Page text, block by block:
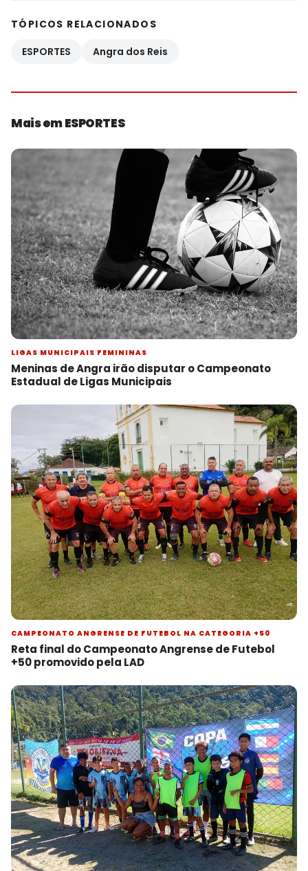
TÓPICOS RELACIONADOS
ESPORTES
Angra dos Reis
Mais em ESPORTES
LIGAS MUNICIPAIS FEMININAS
Meninas de Angra irão disputar o Campeonato
Estadual de Ligas Municipais
CAMPEONATO ANGRENSE DE FUTEBOL NA CATEGORIA +50
Reta final do Campeonato Angrense de Futebol
+50 promovido pela LAD